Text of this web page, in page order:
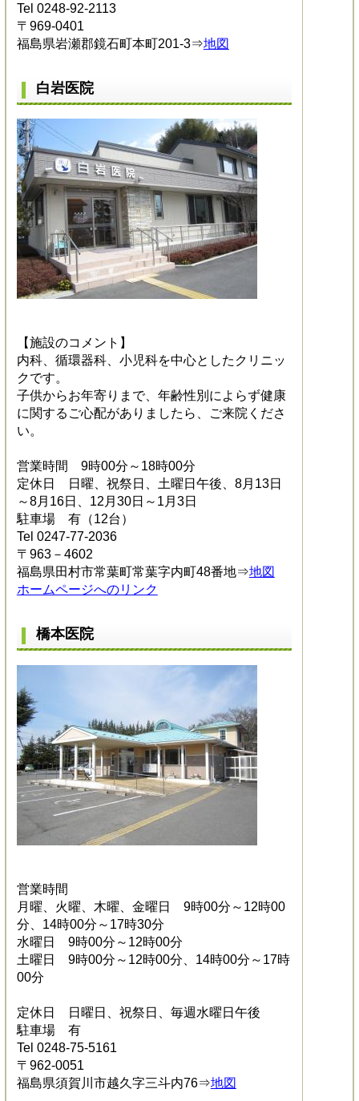
Tel 0248-92-2113
〒969-0401
福島県岩瀬郡鏡石町本町201-3⇒地図
白岩医院
【施設のコメント】
内科、循環器科、小児科を中心としたクリニッ
クです。
子供からお年寄りまで、年齢性別によらず健康
に関するご心配がありましたら、ご来院くださ
い。
営業時間 9時00分～18時00分
定休日 日曜、祝祭日、土曜日午後、8月13日
～8月16日、12月30日～1月3日
駐車場 有（12台）
Tel 0247-77-2036
〒963－4602
福島県田村市常葉町常葉字内町48番地⇒地図
ホームページへのリンク
橋本医院
営業時間
月曜、火曜、木曜、金曜日 9時00分～12時00
分、14時00分～17時30分
水曜日 9時00分～12時00分
土曜日 9時00分～12時00分、14時00分～17時
00分
定休日 日曜日、祝祭日、毎週水曜日午後
駐車場 有
Tel 0248-75-5161
〒962-0051
福島県須賀川市越久字三斗内76⇒地図